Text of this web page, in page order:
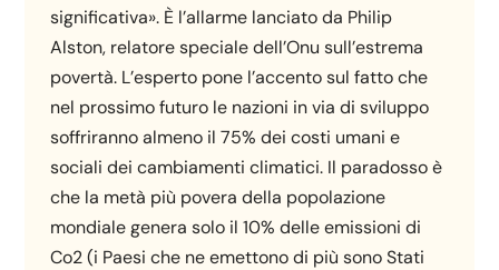
significativa». È l’allarme lanciato da Philip
Alston, relatore speciale dell’Onu sull’estrema
povertà. L’esperto pone l’accento sul fatto che
nel prossimo futuro le nazioni in via di sviluppo
soffriranno almeno il 75% dei costi umani e
sociali dei cambiamenti climatici. Il paradosso è
che la metà più povera della popolazione
mondiale genera solo il 10% delle emissioni di
Co2 (i Paesi che ne emettono di più sono Stati